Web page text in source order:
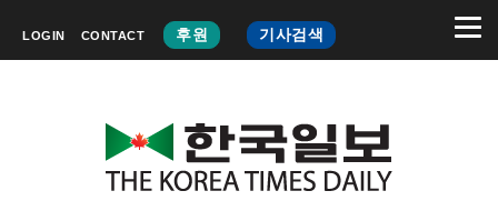
LOGIN CONTACT 후원 기사검색